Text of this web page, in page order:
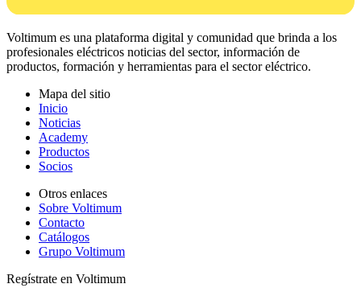
Voltimum es una plataforma digital y comunidad que brinda a los
profesionales eléctricos noticias del sector, información de
productos, formación y herramientas para el sector eléctrico.
Mapa del sitio
Inicio
Noticias
Academy
Productos
Socios
Otros enlaces
Sobre Voltimum
Contacto
Catálogos
Grupo Voltimum
Regístrate en Voltimum